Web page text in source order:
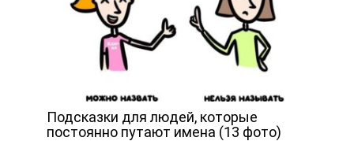
Подсказки для людей, которые
постоянно путают имена (13 фото)